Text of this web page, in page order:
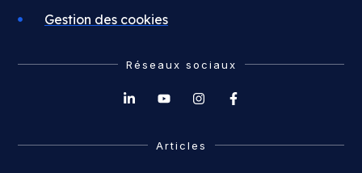
Gestion des cookies
Réseaux sociaux
Articles